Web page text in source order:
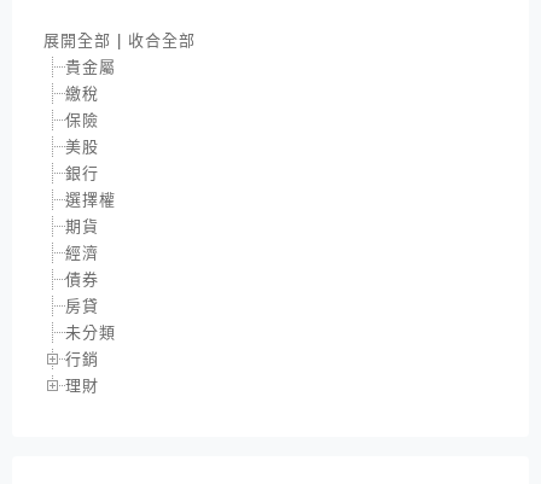
展開全部
收合全部
貴金屬
繳稅
保險
美股
銀行
選擇權
期貨
經濟
債券
房貸
未分類
行銷
理財